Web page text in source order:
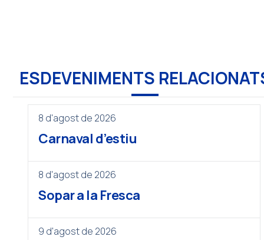
ESDEVENIMENTS
8 d'agost de 2026
Carnaval d’estiu
8 d'agost de 2026
Sopar a la Fresca
9 d'agost de 2026